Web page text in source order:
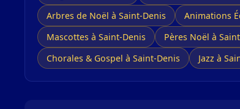
Arbres de Noël à Saint-Denis
Animations
Mascottes à Saint-Denis
Pères Noël à
Chorales & Gospel à Saint-Denis
Jazz à